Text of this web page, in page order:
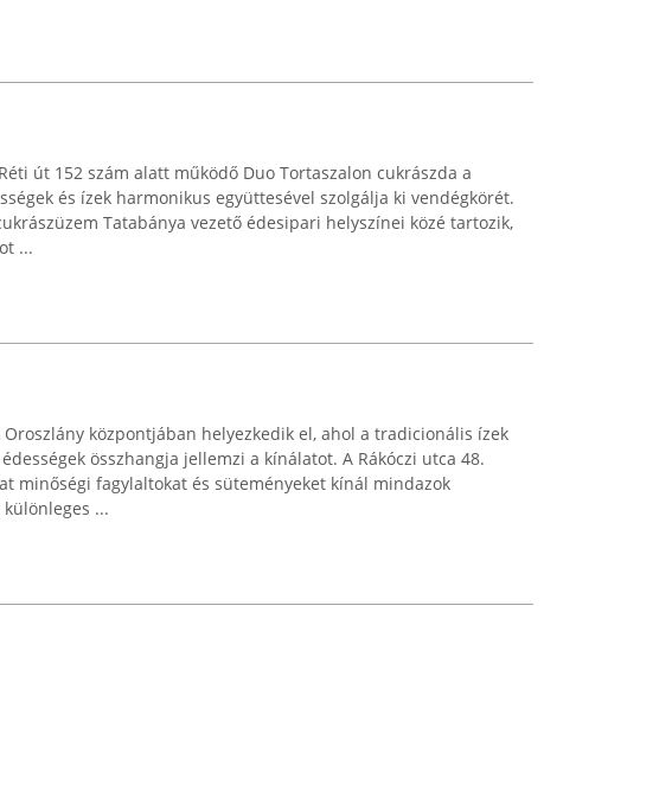
út 152 szám alatt működő Duo Tortaszalon cukrászda a
és ízek harmonikus együttesével szolgálja ki vendégkörét.
Tatabánya vezető édesipari helyszínei közé tartozik,
...
Oroszlány központjában helyezkedik el, ahol a tradicionális ízek
összhangja jellemzi a kínálatot. A Rákóczi utca 48.
minőségi fagylaltokat és süteményeket kínál mindazok
...